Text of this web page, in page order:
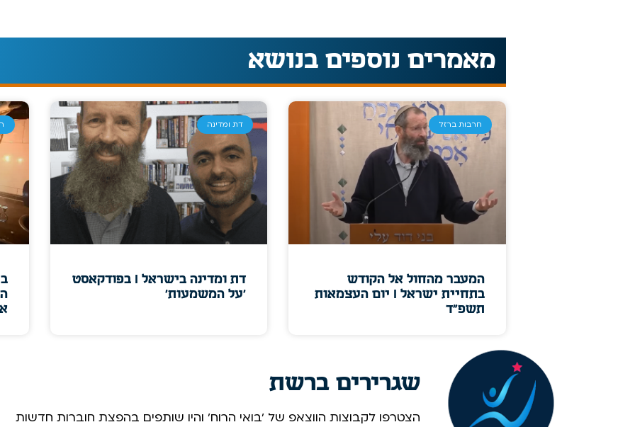
מאמרים נוספים בנושא
חרבות ברזל
המעבר מהחול אל הקודש
בתחיית ישראל I יום העצמאות
תשפ"ד
דת ומדינה
דת ומדינה בישראל I בפודקאסט
'על המשמעות'
שגרירים ברשת
הצטרפו לקבוצות הווצאפ של 'בואי הרוח' והיו שותפים בהפצת חוברות חדשות